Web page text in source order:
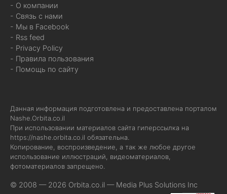
- О компании
- Связь с нами
- Мы в Facebook
- Rss feed
- Privacy Policy
- Правила пользования
- Помощь по сайту
Данная информация подготовлена и предоставлена порталом
Nashe.Orbita.co.il
При использовании материалов сайта гиперссылка на
https://nashe.orbita.co.il обязательна.
Копирование, воспроизведение, а так же любое другое
использование иллюстраций, видеоматериалов,
фотоматериалов запрещено.
© 2008 — 2026 Orbita.co.il — Media Plus Solutions Inc